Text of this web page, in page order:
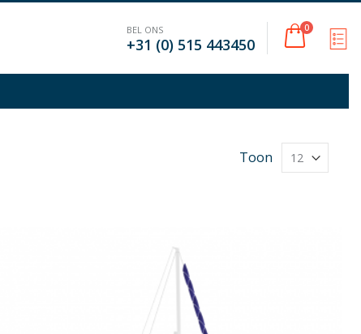
Cart
0
BEL ONS
+31 (0) 515 443450
Toon